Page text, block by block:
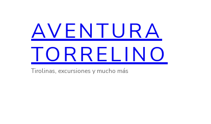
contenidoAVENTURA
TORRELINO
Tirolinas, excursiones y mucho más